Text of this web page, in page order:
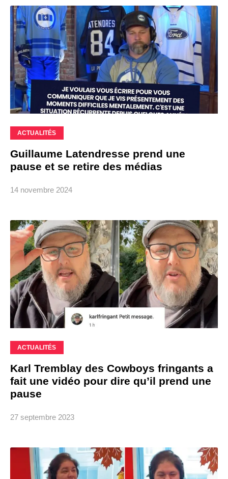
ACTUALITÉS
Guillaume Latendresse prend une
pause et se retire des médias
14 novembre 2024
ACTUALITÉS
Karl Tremblay des Cowboys fringants a
fait une vidéo pour dire qu’il prend une
pause
27 septembre 2023